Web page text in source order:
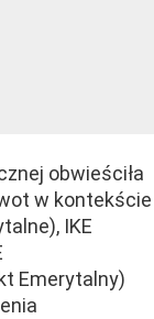
obwieściła
w kontekście
IKE
Emerytalny)